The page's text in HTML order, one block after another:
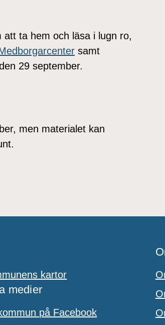
ta hem och läsa i lugn ro,
samt
29 september.
men materialet kan
kartor
medier
på Facebook